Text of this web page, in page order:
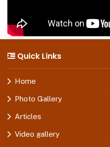
Quick Links
Home
Photo Gallery
Articles
Video gallery